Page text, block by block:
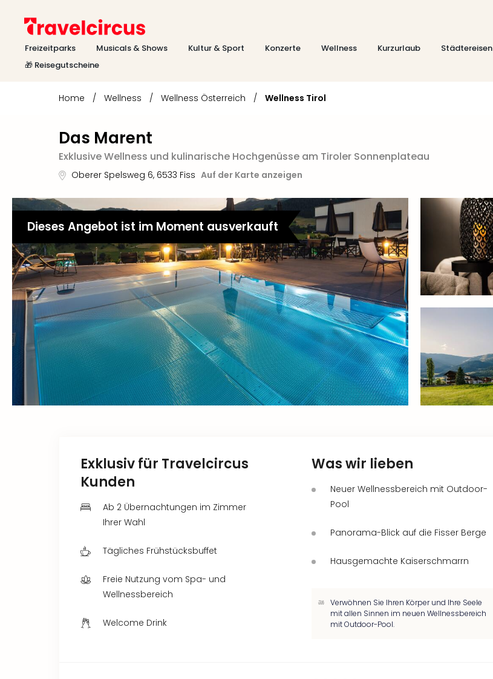
Freizeitparks Musicals & Shows Kultur & Sport Konzerte Wellness Kurzurlaub Städtereisen
🎁 Reisegutscheine
Home / Wellness / Wellness Österreich / Wellness Tirol
Das Marent
Exklusive Wellness und kulinarische Hochgenüsse am Tiroler Sonnenplateau
Oberer Spelsweg 6, 6533 Fiss Auf der Karte anzeigen
Dieses Angebot ist im Moment ausverkauft
Exklusiv für Travelcircus
Kunden
Ab 2 Übernachtungen im Zimmer
Ihrer Wahl
Tägliches Frühstücksbuffet
Freie Nutzung vom Spa- und
Wellnessbereich
Welcome Drink
Was wir lieben
Neuer Wellnessbereich mit Outdoor-
Pool
Panorama-Blick auf die Fisser Berge
Hausgemachte Kaiserschmarrn
Verwöhnen Sie Ihren Körper und Ihre Seele
mit allen Sinnen im neuen Wellnessbereich
mit Outdoor-Pool.